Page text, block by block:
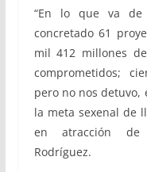
“En lo que va de
concretado 61
mil 412 millones
comprometidos;
pero no nos detuvo,
la meta sexenal de
en atracción de
Rodríguez.